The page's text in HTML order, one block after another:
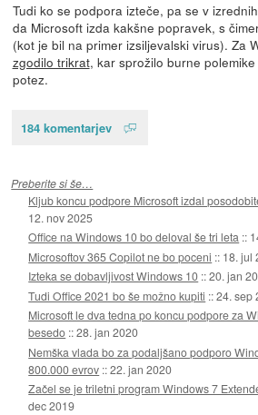
Tudi ko se podpora izteče, pa se v
da Microsoft izda kakšne popravek, s
(kot je bil na primer izsiljevalski virus). Za
zgodilo trikrat, kar sprožilo burne
potez.
184 komentarjev
Preberite si še…
Kljub koncu podpore Microsoft izdal
12. nov 2025
Office na Windows 10 bo deloval še tri leta ::
Microsoftov 365 Copilot ne bo poceni :: 18. jul
Izteka se dobavljivost Windows 10 ::20. jan
Tudi Office 2021 bo še možno kupiti ::24. sep
Microsoft le dva tedna po koncu podpore za
besedo ::28. jan 2020
Nemška vlada bo za podaljšano podporo
800.000 evrov ::22. jan 2020
Začel se je triletni program Windows 7
dec 2019